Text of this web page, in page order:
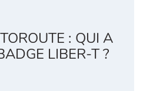
: QUI A
LIBER-T ?